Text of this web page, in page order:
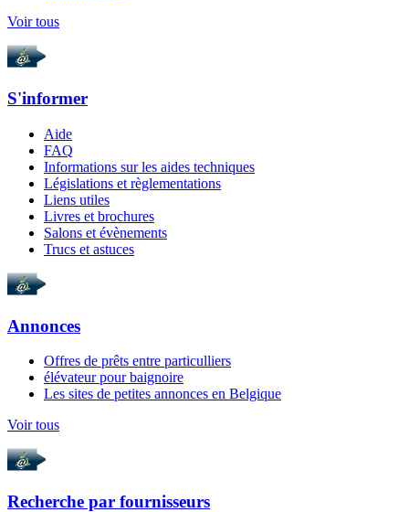
Voir tous
S'informer
Aide
FAQ
Informations sur les aides techniques
Législations et règlementations
Liens utiles
Livres et brochures
Salons et évènements
Trucs et astuces
Annonces
Offres de prêts entre particulliers
élévateur pour baignoire
Les sites de petites annonces en Belgique
Voir tous
Recherche par fournisseurs